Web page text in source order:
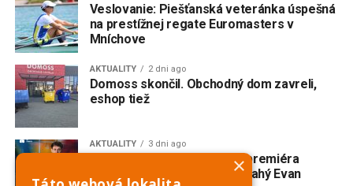
Veslovanie: Piešťanská veteránka úspešná
na prestížnej regate Euromasters v
Mníchove
AKTUALITY 2 dni ago
Domoss skončil. Obchodný dom zavreli,
eshop tiež
AKTUALITY 3 dni ago
V Trnave vzniká slovenská premiéra
broadwayského muzikálu Drahý Evan
×